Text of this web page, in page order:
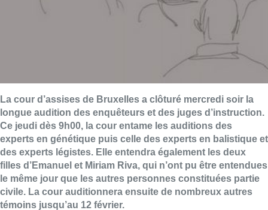
La cour d’assises de Bruxelles a clôturé mercredi soir la
longue audition des enquêteurs et des juges d’instruction.
Ce jeudi dès 9h00, la cour entame les auditions des
experts en génétique puis celle des experts en balistique et
des experts légistes. Elle entendra également les deux
filles d’Emanuel et Miriam Riva, qui n’ont pu être entendues
le même jour que les autres personnes constituées partie
civile. La cour auditionnera ensuite de nombreux autres
témoins jusqu’au 12 février.